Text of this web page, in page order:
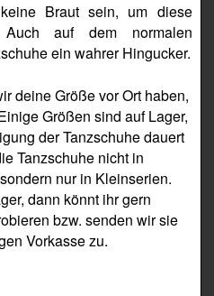
Braut sein, um diese
auf dem normalen
ein wahrer Hingucker.
deine Größe vor Ort haben,
Größen sind auf Lager,
der Tanzschuhe dauert
Tanzschuhe nicht in
nur in Kleinserien.
dann könnt ihr gern
bzw. senden wir sie
Vorkasse zu.